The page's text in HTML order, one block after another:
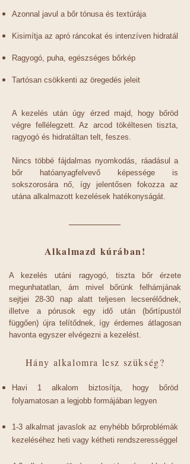
Azonnal javul a bőr tónusa és textúrája
Kisimítja az apró ráncokat és intenzíven hidratál
Ragyogó, puha, egészséges bőrkép
Tartósan csökkenti az öregedés jeleit
A kezelés után úgy érzed majd, hogy bőröd
végre fellélegzett. Az arcod tökéltesen tiszta,
ragyogó és hidratáltan telt, feszes.
Nincs többé fájdalmas nyomkodás, ráadásul a
bőr hatóanyagfelvevő képessége is
sokszorosára nő, így jelentősen fokozza az
utána alkalmazott kezelések hatékonyságát.
Alkalmazd kúrában!
A kezelés utáni ragyogó, tiszta bőr érzete
megunhatatlan, ám mivel bőrünk felhámjának
sejtjei 28-30 nap alatt teljesen lecserélődnek,
illetve a pórusok egy idő után (bőrtípustól
függően) újra telítődnek, így érdemes átlagosan
havonta egyszer elvégezni a kezelést.
Hány alkalomra lesz szükség?
Havi 1 alkalom biztosítja, hogy bőröd
folyamatosan a legjobb formájában legyen
1-3 alkalmat javaslok az enyhébb bőrproblémák
kezeléséhez heti vagy kétheti rendszerességgel